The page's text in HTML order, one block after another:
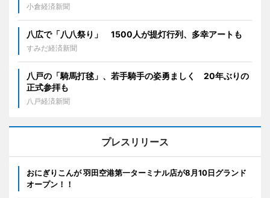
小倉経済新聞
八広で「八八祭り」 1500人が提灯行列、多幸アートも
すみだ経済新聞
八戸の「騎馬打毬」、若手騎手の姿勇ましく 20年ぶりの
正式参拝も
八戸経済新聞
プレスリリース
おにぎりこんが 羽田空港第一ターミナル店が8月10日グランド
オープン！！